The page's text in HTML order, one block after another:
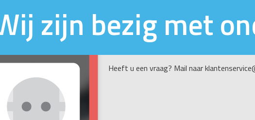
zijn bezig met
Heeft u een vraag? Mail naar